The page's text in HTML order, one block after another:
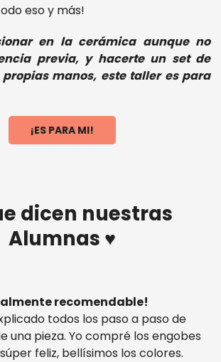
eso y más!
en la cerámica aunque no
previa, y hacerte un set de
manos, este taller es para
¡ES PARA MI!
dicen nuestras
Alumnas ♥
recomendable!
todos los paso a paso de
una pieza. Yo compré los engobes
feliz, bellísimos los colores.